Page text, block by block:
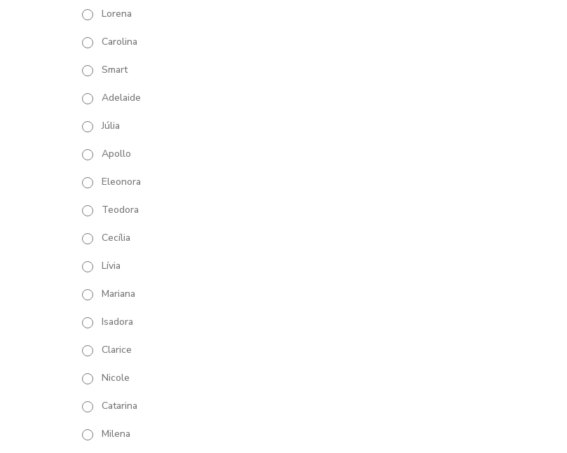
Lorena
Carolina
Smart
Adelaide
Júlia
Apollo
Eleonora
Teodora
Cecília
Lívia
Mariana
Isadora
Clarice
Nicole
Catarina
Milena